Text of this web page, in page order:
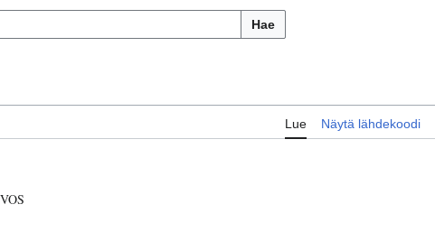
Hae
Lue Näytä lähdekoodi